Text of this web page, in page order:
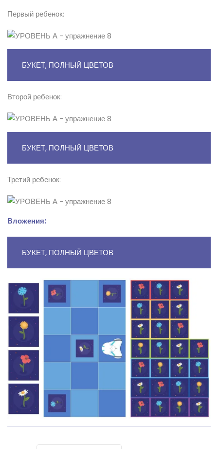
Первый ребенок:
БУКЕТ, ПОЛНЫЙ ЦВЕТОВ
Второй ребенок:
БУКЕТ, ПОЛНЫЙ ЦВЕТОВ
Третий ребенок:
Вложения:
БУКЕТ, ПОЛНЫЙ ЦВЕТОВ